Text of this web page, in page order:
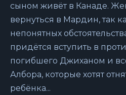
сыном живёт в Канаде.
вернуться в Мардин, так
непонятных
придётся вступить в
погибшего Джиханом и
Албора, которые хотят
ребёнка...